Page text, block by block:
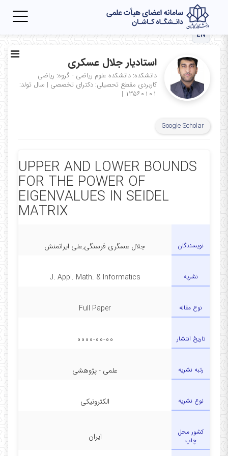
EN
استادیار جلال عسکری
دانشکده: دانشکده علوم ریاضی - گروه: ریاضی
کاربردی مقطع تحصیلی: دکترای تخصصی | سال تولد:
۱۳۵۶۰۱۰۱ |
Google Scholar
UPPER AND LOWER BOUNDS
FOR THE POWER OF
EIGENVALUES IN SEIDEL
MATRIX
نویسندگان جلال عسگری فرسنگی,علی ایرانمنش
نشریه J. Appl. Math. & Informatics
نوع مقاله Full Paper
تاریخ انتشار 0000-00-00
رتبه نشریه علمی - پژوهشی
نوع نشریه الکترونیکی
کشور محل
چاپ
ایران